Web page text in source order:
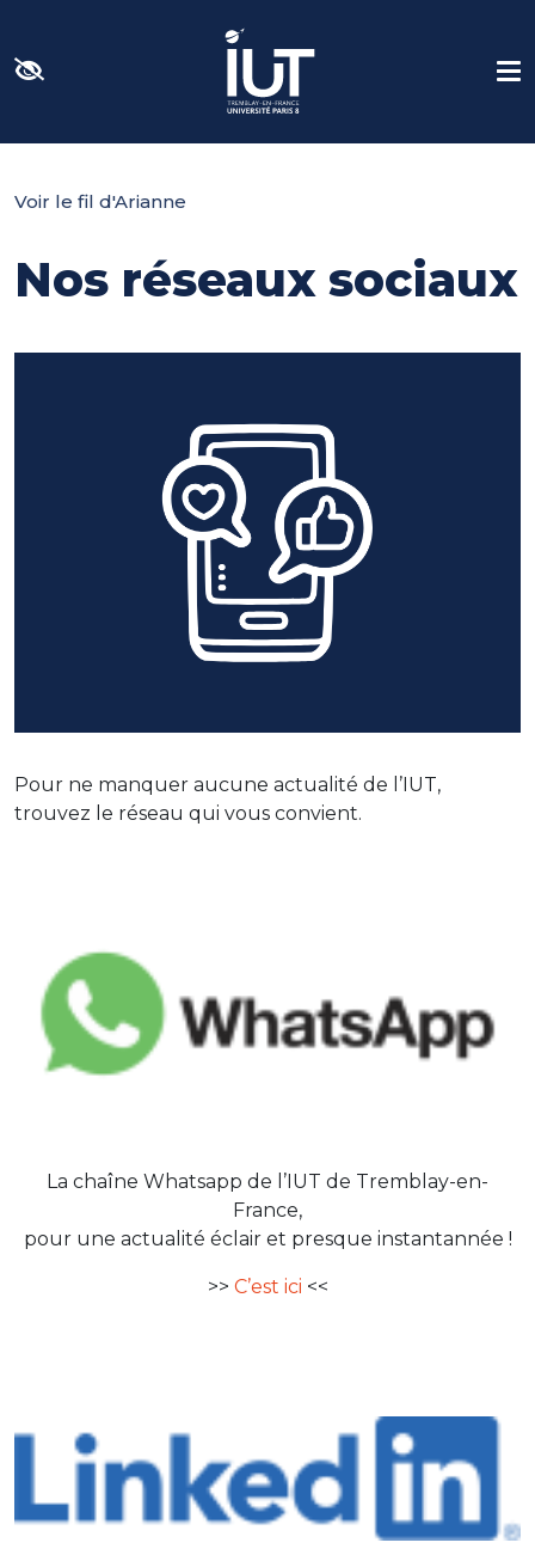
Voir le fil d'Arianne
Nos réseaux sociaux
Pour ne manquer aucune actualité de l’IUT,
trouvez le réseau qui vous convient.
La chaîne Whatsapp de l’IUT de Tremblay-en-
France,
pour une actualité éclair et presque instantannée !
>> C’est ici <<